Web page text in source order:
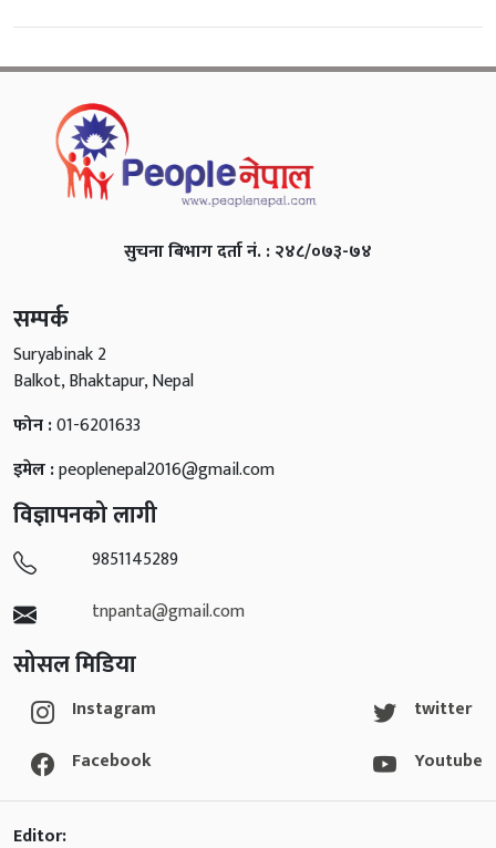
सुचना बिभाग दर्ता नं. : २४८/०७३-७४
सम्पर्क
Suryabinak 2
Balkot, Bhaktapur, Nepal
फोन :01-6201633
इमेल :peoplenepal2016@gmail.com
विज्ञापनको लागी
9851145289
tnpanta@gmail.com
सोसल मिडिया
Instagram
Facebook
twitter
Youtube
Editor: